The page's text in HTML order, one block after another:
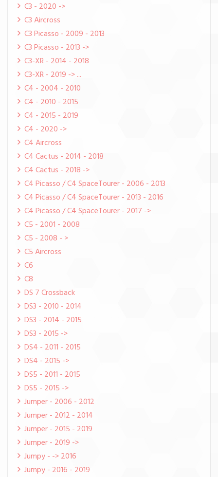
C3 - 2020 ->
C3 Aircross
C3 Picasso - 2009 - 2013
C3 Picasso - 2013 ->
C3-XR - 2014 - 2018
C3-XR - 2019 -> ...
C4 - 2004 - 2010
C4 - 2010 - 2015
C4 - 2015 - 2019
C4 - 2020 ->
C4 Aircross
C4 Cactus - 2014 - 2018
C4 Cactus - 2018 ->
C4 Picasso / C4 SpaceTourer - 2006 - 2013
C4 Picasso / C4 SpaceTourer - 2013 - 2016
C4 Picasso / C4 SpaceTourer - 2017 ->
C5 - 2001 - 2008
C5 - 2008 - >
C5 Aircross
C6
C8
DS 7 Crossback
DS3 - 2010 - 2014
DS3 - 2014 - 2015
DS3 - 2015 ->
DS4 - 2011 - 2015
DS4 - 2015 ->
DS5 - 2011 - 2015
DS5 - 2015 ->
Jumper - 2006 - 2012
Jumper - 2012 - 2014
Jumper - 2015 - 2019
Jumper - 2019 ->
Jumpy - -> 2016
Jumpy - 2016 - 2019